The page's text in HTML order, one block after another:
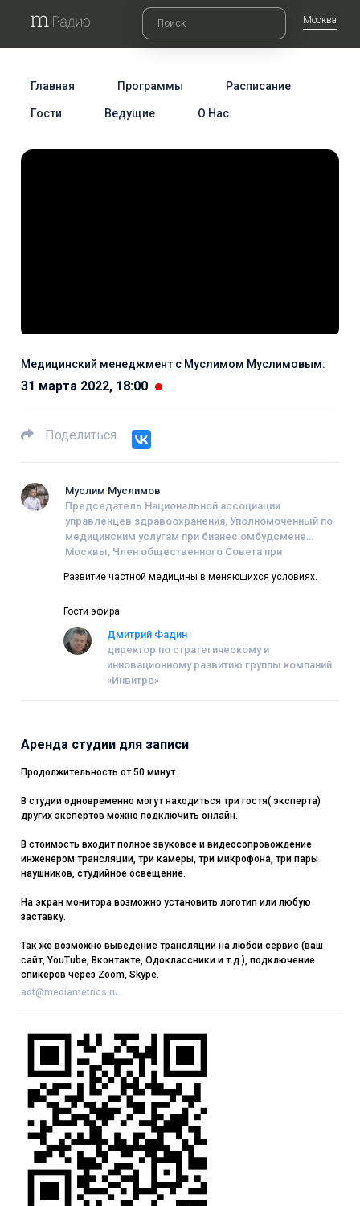
Москва
Главная Программы Расписание
Гости Ведущие О Нас
Медицинский менеджмент с Муслимом Муслимовым:
31 марта 2022, 18:00
Поделиться
Муслим Муслимов
Председатель Национальной ассоциации
управленцев здравоохранения, Уполномоченный по
медицинским услугам при бизнес омбудсмене
Москвы, Член общественного Совета при
«Деловой России», Учредитель сети “Клиника №1”
Развитие частной медицины в меняющихся условиях.
Гости эфира:
Дмитрий Фадин
директор по стратегическому и
инновационному развитию группы компаний
«Инвитро»
Аренда студии для записи
Продолжительность от 50 минут.
В студии одновременно могут находиться три гостя( эксперта)
других экспертов можно подключить онлайн.
В стоимость входит полное звуковое и видеосопровождение
инженером трансляции, три камеры, три микрофона, три пары
наушников, студийное освещение.
На экран монитора возможно установить логотип или любую
заставку.
Так же возможно выведение трансляции на любой сервис (ваш
сайт, YouTube, Вконтакте, Одоклассники и т.д.), подключение
спикеров через Zoom, Skype.
adt@mediametrics.ru